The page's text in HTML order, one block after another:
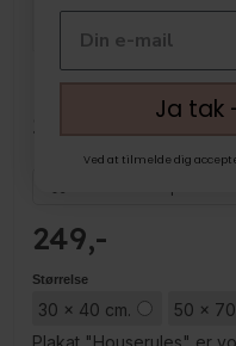
PLAKAT -
SORT/HVID
249
Størrelse
30 x 40 cm.
50 x
Plakat "Houserules" er
Ja tak
Ved at tilmelde dig